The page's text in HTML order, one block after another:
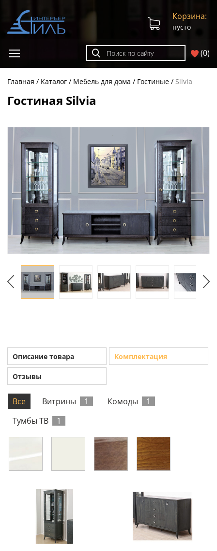
(0)
Корзина:
пусто
Главная Каталог Мебель для дома Гостиные Silvia
Гостиная Silvia
Описание товара Комплектация
Отзывы
Все Витрины 1 Комоды
1
Тумбы ТВ
1